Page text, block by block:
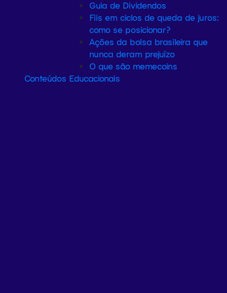
Guia de Dividendos
Fiis em ciclos de queda de juros:
como se posicionar?
Ações da bolsa brasileira que
nunca deram prejuízo
O que são memecoins
Conteúdos Educacionais